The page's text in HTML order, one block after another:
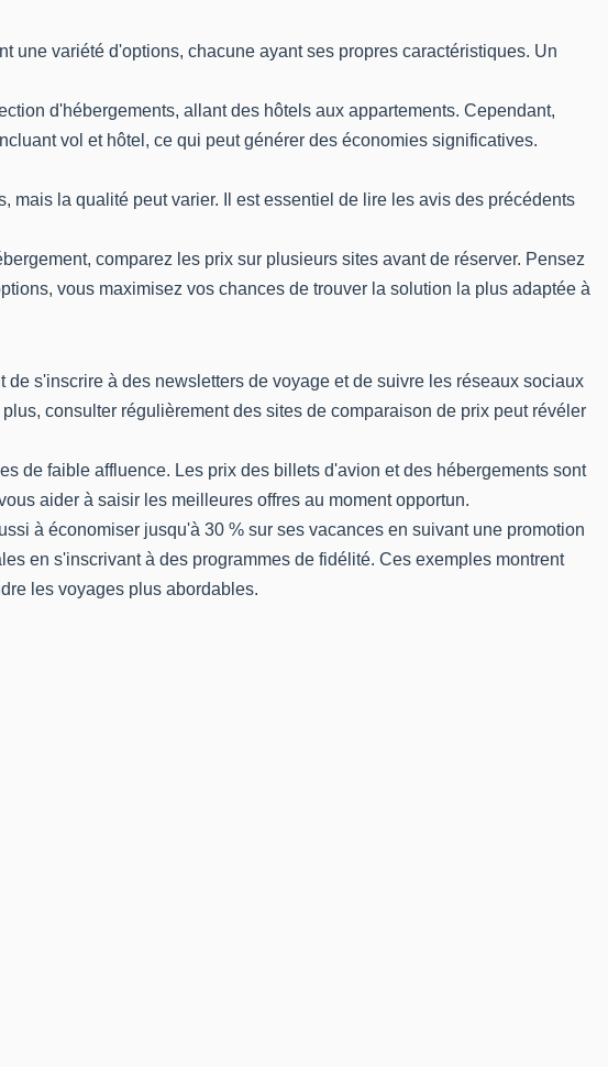
variété d'options, chacune ayant ses propres caractéristiques. Un
d'hébergements, allant des hôtels aux appartements. Cependant,
vol et hôtel, ce qui peut générer des économies significatives.
la qualité peut varier. Il est essentiel de lire les avis des précédents
comparez les prix sur plusieurs sites avant de réserver. Pensez
vous maximisez vos chances de trouver la solution la plus adaptée à
s'inscrire à des newsletters de voyage et de suivre les réseaux sociaux
consulter régulièrement des sites de comparaison de prix peut révéler
de faible affluence. Les prix des billets d'avion et des hébergements sont
aider à saisir les meilleures offres au moment opportun.
à économiser jusqu'à 30 % sur ses vacances en suivant une promotion
en s'inscrivant à des programmes de fidélité. Ces exemples montrent
les voyages plus abordables.